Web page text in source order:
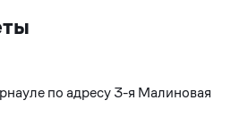
по адресу 3-я Малиновая